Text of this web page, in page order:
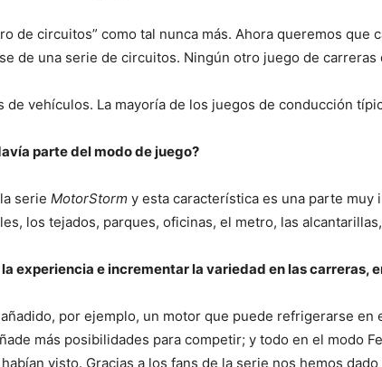
de circuitos” como tal nunca más. Ahora queremos que
de una serie de circuitos. Ningún otro juego de carreras
de vehículos. La mayoría de los juegos de conducción
parte del modo de juego?
serie MotorStorm y esta característica es una parte muy
los tejados, parques, oficinas, el metro, las
experiencia e incrementar la variedad en las carreras,
añadido, por ejemplo, un motor que puede refrigerarse
más posibilidades para competir; y todo en el modo
visto. Gracias a los fans de la serie nos hemos